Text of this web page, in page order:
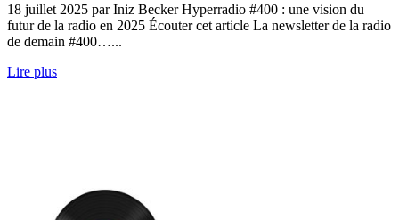
18 juillet 2025 par Iniz Becker Hyperradio #400 : une vision du
futur de la radio en 2025 Écouter cet article La newsletter de la radio
de demain #400…...
Lire plus